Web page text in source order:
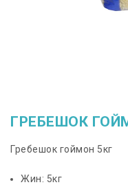
ГРЕБЕШОК
Гребешок гоймон 5кг
Жин: 5кг